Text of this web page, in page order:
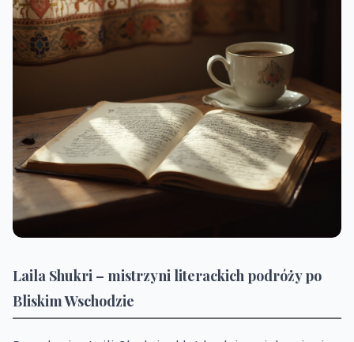
Laila Shukri – mistrzyni literackich podróży po
Bliskim Wschodzie